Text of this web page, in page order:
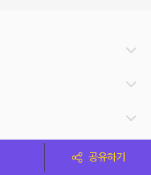
공유하기